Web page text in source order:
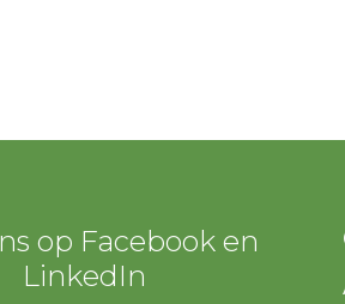
op Facebook en
LinkedIn